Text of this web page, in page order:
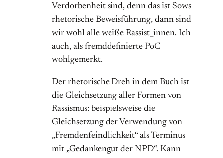
Verdorbenheit sind, denn das ist Sows
rhetorische Beweisführung, dann sind
wir wohl alle weiße Rassist_innen. Ich
auch, als fremddefinierte PoC
wohlgemerkt.
Der rhetorische Dreh in dem Buch ist
die Gleichsetzung aller Formen von
Rassismus: beispielsweise die
Gleichsetzung der Verwendung von
„Fremdenfeindlichkeit“ als Terminus
mit „Gedankengut der NPD“. Kann